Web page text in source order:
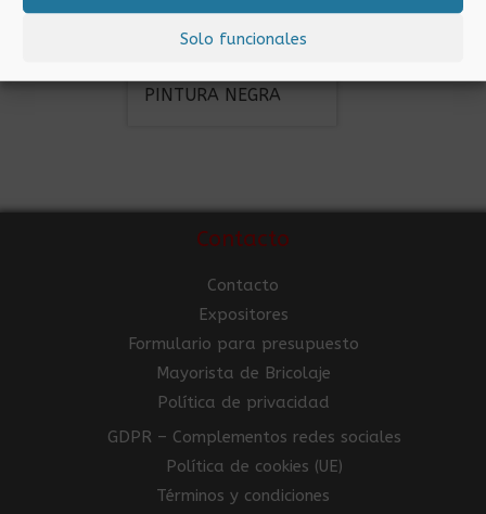
Solo funcionales
Bandejas
PINTURA NEGRA
Contacto
Contacto
Expositores
Formulario para presupuesto
Mayorista de Bricolaje
Política de privacidad
GDPR – Complementos redes sociales
Política de cookies (UE)
Términos y condiciones